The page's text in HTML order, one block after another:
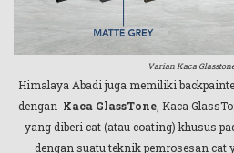
Varian Kaca
Himalaya Abadi juga memiliki
dengan Kaca GlassTone, Kaca
yang diberi cat (atau coating) khusus
dengan suatu teknik pemrosesan cat